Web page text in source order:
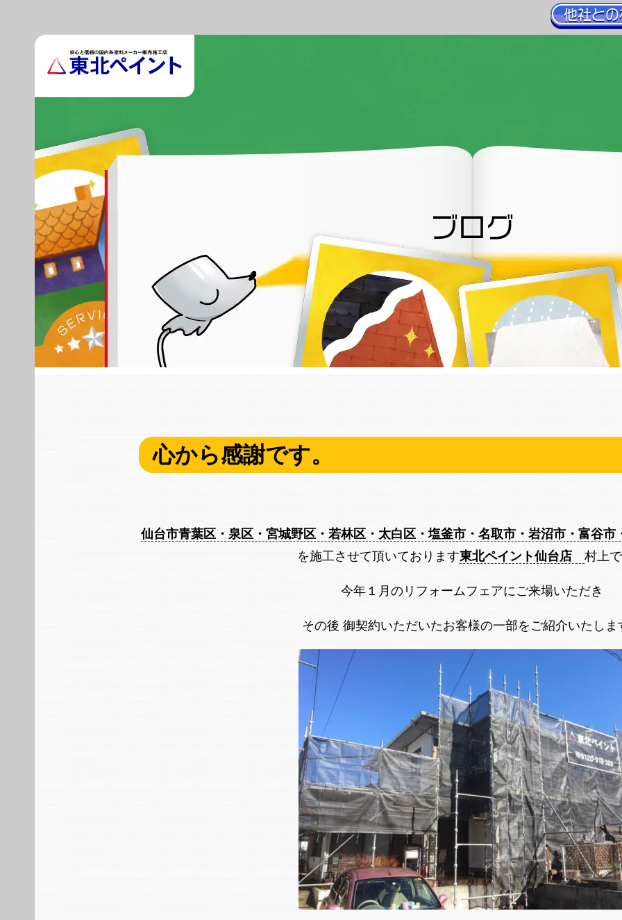
他社と
ブログ
心から感謝です。
仙台市青葉区・泉区・宮城野区・若林区・太白区・塩釜市・名取市・岩沼市・富谷市
を施工させて頂いております東北ペイント仙台店 村上
今年１月のリフォームフェアにご来場いただき
その後 御契約いただいたお客様の一部をご紹介いたしま